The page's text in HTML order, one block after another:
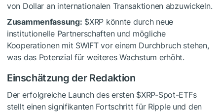
von Dollar an internationalen Transaktionen abzuwickeln.
Zusammenfassung: $XRP könnte durch neue
institutionelle Partnerschaften und mögliche
Kooperationen mit SWIFT vor einem Durchbruch stehen,
was das Potenzial für weiteres Wachstum erhöht.
Einschätzung der Redaktion
Der erfolgreiche Launch des ersten $XRP-Spot-ETFs
stellt einen signifikanten Fortschritt für Ripple und den